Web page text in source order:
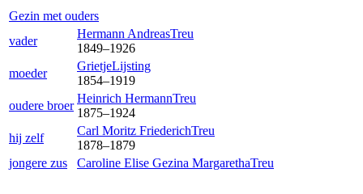
Gezin met ouders
vader
Hermann AndreasTreu
1849–1926
moeder
GrietjeLijsting
1854–1919
oudere broer
Heinrich HermannTreu
1875–1924
hij zelf
Carl Moritz FriederichTreu
1878–1879
jongere zus
Caroline Elise Gezina MargarethaTreu